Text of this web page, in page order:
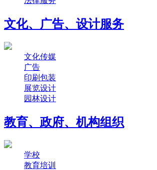
文化、广告、设计服务
文化传媒
广告
印刷包装
展览设计
园林设计
教育、政府、机构组织
学校
教育培训